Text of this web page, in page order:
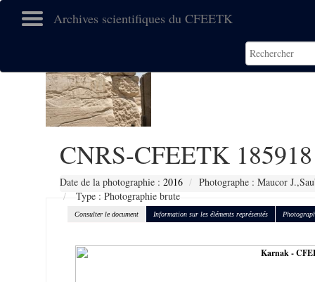
Archives scientifiques du CFEETK
CNRS-CFEETK 185918
Date de la photographie : 2016
Photographe : Maucor
Type : Photographie brute
Consulter le document Information sur les éléments représentés